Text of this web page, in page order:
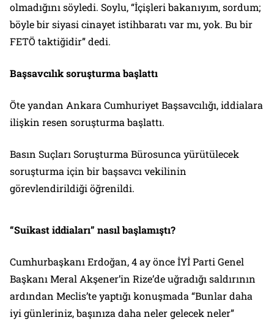
olmadığını söyledi. Soylu, “İçişleri bakanıyım, sordum;
böyle bir siyasi cinayet istihbaratı var mı, yok. Bu bir
FETÖ taktiğidir” dedi.
Başsavcılık soruşturma başlattı
Öte yandan Ankara Cumhuriyet Başsavcılığı, iddialara
ilişkin resen soruşturma başlattı.
Basın Suçları Soruşturma Bürosunca yürütülecek
soruşturma için bir başsavcı vekilinin
görevlendirildiği öğrenildi.
“Suikast iddiaları” nasıl başlamıştı?
Cumhurbaşkanı Erdoğan, 4 ay önce İYİ Parti Genel
Başkanı Meral Akşener’in Rize’de uğradığı saldırının
ardından Meclis’te yaptığı konuşmada “Bunlar daha
iyi günleriniz, başınıza daha neler gelecek neler”